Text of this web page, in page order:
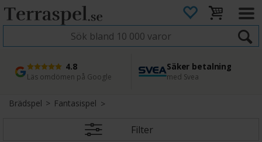
4.8
Läs omdömen på Google
Säker betalning
med Svea
Snabb leverans
Direkt från lager
45 dagars ångerrätt
Enkel retur
Brädspel> Fantasispel
Filter